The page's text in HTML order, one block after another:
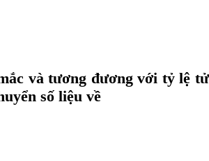
và tương đương với tỷ lệ tử
số liệu về